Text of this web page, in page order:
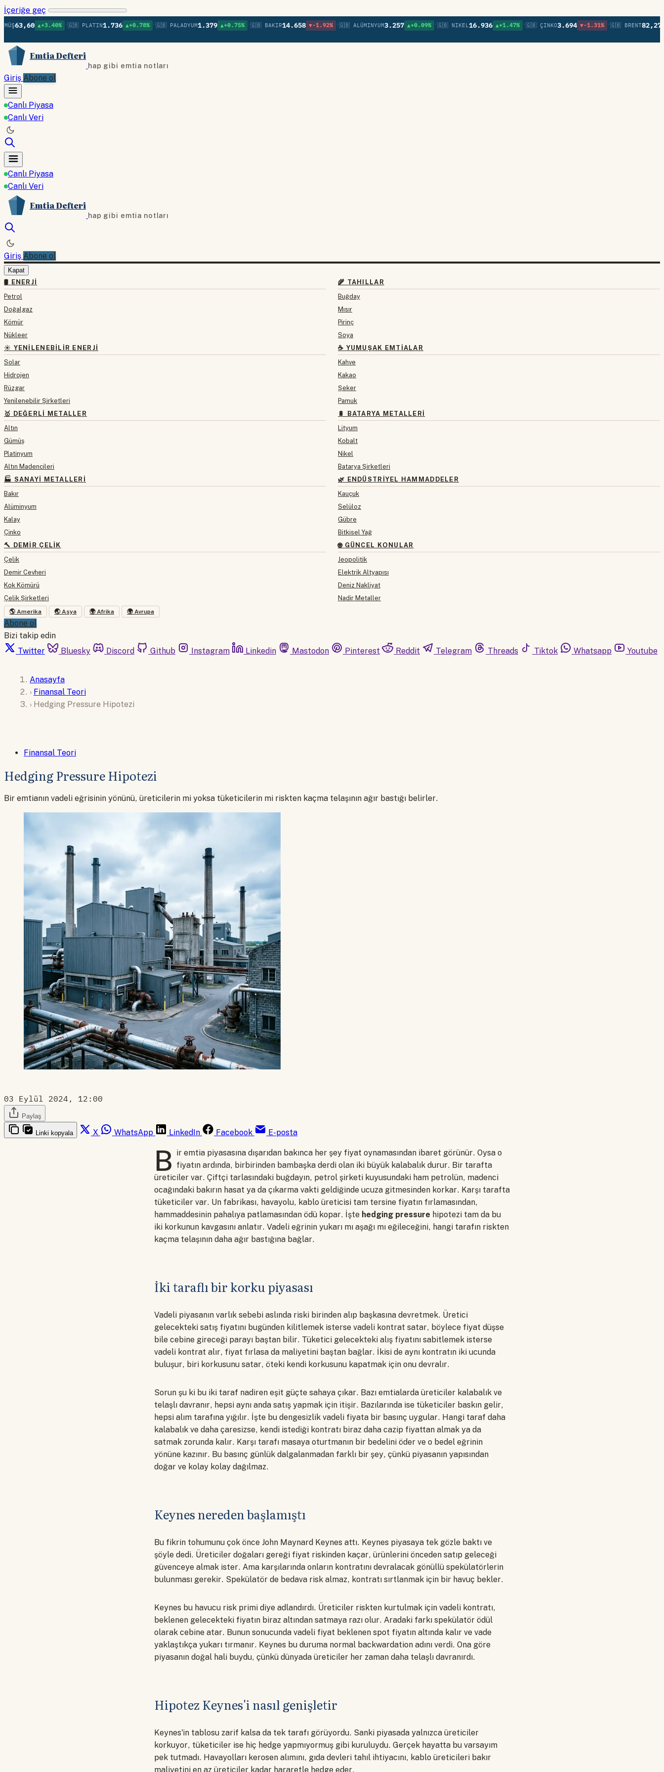
İçeriğe geç
▲+3.40% •🇬🇧 PLATIN1.736 ▲+0.78% •🇬🇧 PALADYUM1.379 ▲+0.75% •🇬🇧 BAKIR 14.658 ▼-1.92% •🇬🇧 ALÜMINYUM3.257 ▲+0.09% •🇬🇧 NIKEL 16.936 ▲+1.47% •🇬🇧 ÇINKO 3.694 ▼-1.31% •🇬🇧 BRENT 82,27 ▼-
Emtia Defteri
hap gibi emtia notları
Giriş Abone ol
Canlı Piyasa
Canlı Veri
Canlı Piyasa
Canlı Veri
Emtia Defteri
hap gibi emtia notları
Giriş Abone ol
Kapat
🛢 ENERJI
Petrol
Doğalgaz
Kömür
Nükleer
☀️ YENILENEBILIR ENERJI
Solar
Hidrojen
Rüzgar
Yenilenebilir Şirketleri
🥇 DEĞERLI METALLER
Altın
Gümüş
Platinyum
Altın Madencileri
🏭 SANAYI METALLERI
Bakır
Alüminyum
Kalay
Çinko
🔨 DEMIR ÇELIK
Çelik
Demir Cevheri
Kok Kömürü
Çelik Şirketleri
🌾 TAHILLAR
Buğday
Mısır
Pirinç
Soya
☕ YUMUŞAK EMTIALAR
Kahve
Kakao
Şeker
Pamuk
🔋 BATARYA METALLERI
Lityum
Kobalt
Nikel
Batarya Şirketleri
🌿 ENDÜSTRIYEL HAMMADDELER
Kauçuk
Selüloz
Gübre
Bitkisel Yağ
🌐 GÜNCEL KONULAR
Jeopolitik
Elektrik Altyapısı
Deniz Nakliyat
Nadir Metaller
🌎 Amerika 🌏 Asya 🌍 Afrika 🌍 Avrupa
Abone ol
Bizi takip edin
Twitter
Bluesky Discord Github Instagram Linkedin Mastodon Pinterest Reddit Telegram Threads Tiktok Whatsapp Youtube
Anasayfa
› Finansal Teori
› Hedging Pressure Hipotezi
Finansal Teori
Hedging Pressure Hipotezi
Bir emtianın vadeli eğrisinin yönünü, üreticilerin mi yoksa tüketicilerin mi riskten kaçma telaşının ağır bastığı belirler.
03 Eylül 2024, 12:00
Paylaş
Linki kopyala X WhatsApp LinkedIn Facebook E-posta
B ir emtia piyasasına dışarıdan bakınca her şey fiyat oynamasından ibaret görünür. Oysa o
fiyatın ardında, birbirinden bambaşka derdi olan iki büyük kalabalık durur. Bir tarafta
üreticiler var. Çiftçi tarlasındaki buğdayın, petrol şirketi kuyusundaki ham petrolün, madenci
ocağındaki bakırın hasat ya da çıkarma vakti geldiğinde ucuza gitmesinden korkar. Karşı tarafta
tüketiciler var. Un fabrikası, havayolu, kablo üreticisi tam tersine fiyatın fırlamasından,
hammaddesinin pahalıya patlamasından ödü kopar. İşte hedging pressure hipotezi tam da bu
iki korkunun kavgasını anlatır. Vadeli eğrinin yukarı mı aşağı mı eğileceğini, hangi tarafın riskten
kaçma telaşının daha ağır bastığına bağlar.
İki taraflı bir korku piyasası
Vadeli piyasanın varlık sebebi aslında riski birinden alıp başkasına devretmek. Üretici
gelecekteki satış fiyatını bugünden kilitlemek isterse vadeli kontrat satar, böylece fiyat düşse
bile cebine gireceği parayı baştan bilir. Tüketici gelecekteki alış fiyatını sabitlemek isterse
vadeli kontrat alır, fiyat fırlasa da maliyetini baştan bağlar. İkisi de aynı kontratın iki ucunda
buluşur, biri korkusunu satar, öteki kendi korkusunu kapatmak için onu devralır.
Sorun şu ki bu iki taraf nadiren eşit güçte sahaya çıkar. Bazı emtialarda üreticiler kalabalık ve
telaşlı davranır, hepsi aynı anda satış yapmak için itişir. Bazılarında ise tüketiciler baskın gelir,
hepsi alım tarafına yığılır. İşte bu dengesizlik vadeli fiyata bir basınç uygular. Hangi taraf daha
kalabalık ve daha çaresizse, kendi istediği kontratı biraz daha cazip fiyattan almak ya da
satmak zorunda kalır. Karşı tarafı masaya oturtmanın bir bedelini öder ve o bedel eğrinin
yönüne kazınır. Bu basınç günlük dalgalanmadan farklı bir şey, çünkü piyasanın yapısından
doğar ve kolay kolay dağılmaz.
Keynes nereden başlamıştı
Bu fikrin tohumunu çok önce John Maynard Keynes attı. Keynes piyasaya tek gözle baktı ve
şöyle dedi. Üreticiler doğaları gereği fiyat riskinden kaçar, ürünlerini önceden satıp geleceği
güvenceye almak ister. Ama karşılarında onların kontratını devralacak gönüllü spekülatörlerin
bulunması gerekir. Spekülatör de bedava risk almaz, kontratı sırtlanmak için bir havuç bekler.
Keynes bu havucu risk primi diye adlandırdı. Üreticiler riskten kurtulmak için vadeli kontratı,
beklenen gelecekteki fiyatın biraz altından satmaya razı olur. Aradaki farkı spekülatör ödül
olarak cebine atar. Bunun sonucunda vadeli fiyat beklenen spot fiyatın altında kalır ve vade
yaklaştıkça yukarı tırmanır. Keynes bu duruma normal backwardation adını verdi. Ona göre
piyasanın doğal hali buydu, çünkü dünyada üreticiler her zaman daha telaşlı davranırdı.
Hipotez Keynes'i nasıl genişletir
Keynes'in tablosu zarif kalsa da tek tarafı görüyordu. Sanki piyasada yalnızca üreticiler
korkuyor, tüketiciler ise hiç hedge yapmıyormuş gibi kuruluydu. Gerçek hayatta bu varsayım
pek tutmadı. Havayolları kerosen alımını, gıda devleri tahıl ihtiyacını, kablo üreticileri bakır
maliyetini en az üreticiler kadar hararetle hedge eder.